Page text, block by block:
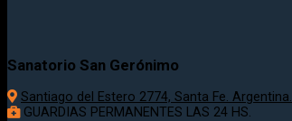
Sanatorio San Gerónimo
Santiago del Estero 2774, Santa Fe. Argentina.
GUARDIAS PERMANENTES LAS 24 HS.